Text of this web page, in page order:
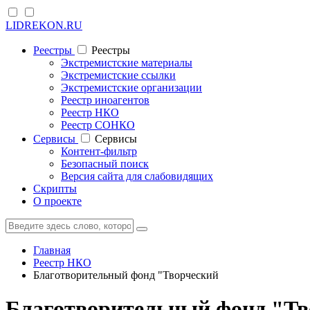
LIDREKON.RU
Реестры
Реестры
Экстремистские материалы
Экстремистские ссылки
Экстремистские организации
Реестр иноагентов
Реестр НКО
Реестр СОНКО
Cервисы
Cервисы
Контент-фильтр
Безопасный поиск
Версия сайта для слабовидящих
Скрипты
О проекте
Главная
Реестр НКО
Благотворительный фонд "Творческий